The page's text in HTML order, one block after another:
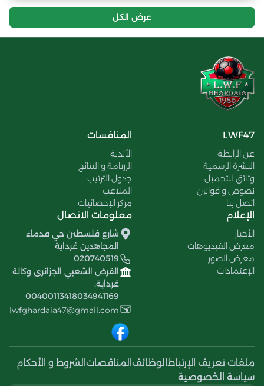
عرض الكل
LWF47
عن الرابطة
النشرة الرسمية
وثائق للتحميل
نصوص و قوانين
اتصل بنا
المنافسات
الأندية
الرزنامة و النتائج
جدول الترتيب
الملاعب
مركز الإحصائيات
الإعلام
الأخبار
معرض الفيديوهات
معرض الصور
الإعتمادات
معلومات الاتصال
شارع فلسطين حي قدماء
المجاهدين غرداية
020740519
القرض الشعبي الجزائري وكالة
غرداية:
00400113418034941169
lwfghardaia47@gmail.com
ملفات تعريف الإرتباط الوظائف المناقصات الشروط و الأحكام
سياسة الخصوصية